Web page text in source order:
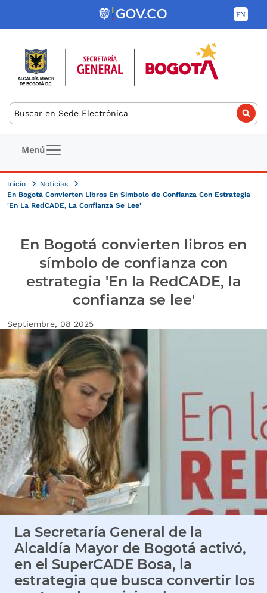
Pasar al contenido principal
Buscar
Navegación principal
Menú
Inicio
Noticias
En Bogotá Convierten Libros En Símbolo de Confianza Con Estrategia
'En La RedCADE, La Confianza Se Lee'
En Bogotá convierten libros en
símbolo de confianza con
estrategia 'En la RedCADE, la
confianza se lee'
Fecha de creación
Septiembre, 08 2025
Imagen Noticia
La Secretaría General de la
Alcaldía Mayor de Bogotá activó,
en el SuperCADE Bosa, la
estrategia que busca convertir los